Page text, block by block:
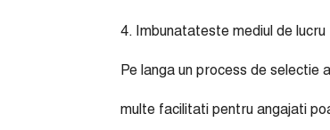
4. Imbunatateste mediul de lucru
Pe langa un process de selectie
multe facilitati pentru angajati